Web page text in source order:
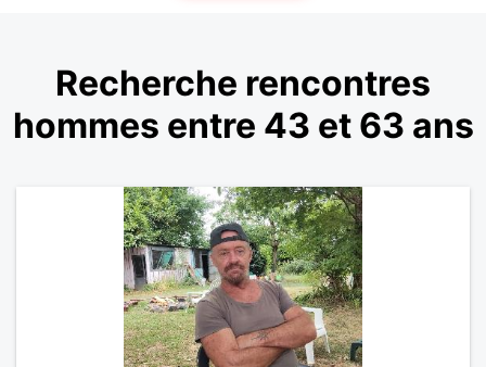
Recherche rencontres
hommes entre 43 et 63 ans